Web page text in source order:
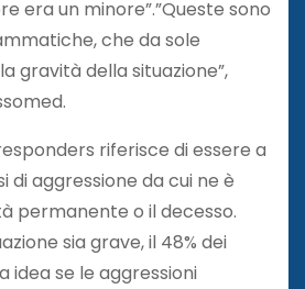
era un minore”.”Queste sono
che da sole
gravità della situazione”,
riferisce di essere a
di aggressione da cui ne è
permanente o il decesso.
sia grave, il 48% dei
idea se le aggressioni